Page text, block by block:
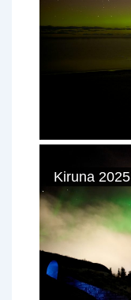
Kiruna 2025